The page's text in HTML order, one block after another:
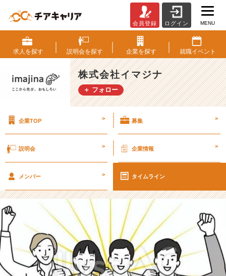
さ
ん
の
就
活
が
終
な
め
【2
3
卒
内
定
者
会員登録 ログイン MENU
求人を探す 説明会を探す 企業を探す 就職イベント
株式会社イマジナ
＋ フォロー
企業TOP > 募集 >
説明会 > 企業情報 >
メンバー > タイムライン